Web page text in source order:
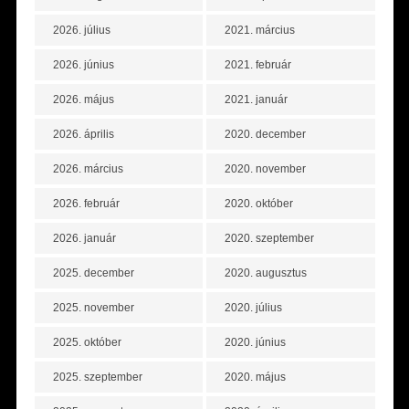
2026. július
2026. június
2026. május
2026. április
2026. március
2026. február
2026. január
2025. december
2025. november
2025. október
2025. szeptember
2021. március
2021. február
2021. január
2020. december
2020. november
2020. október
2020. szeptember
2020. augusztus
2020. július
2020. június
2020. május